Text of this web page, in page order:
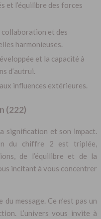
et l’équilibre des forces
collaboration et des
harmonieuses.
et la capacité à
d’autrui.
influences extérieures.
(222)
signification et son impact.
du chiffre 2 est triplée,
de l’équilibre et de la
incitant à vous concentrer
message. Ce n’est pas un
L’univers vous invite à